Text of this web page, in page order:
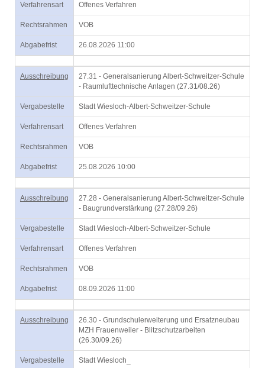
Verfahrensart Offenes Verfahren
Rechtsrahmen VOB
Abgabefrist 26.08.2026 11:00
Ausschreibung
27.31 - Generalsanierung Albert-Schweitzer-Schule
- Raumlufttechnische Anlagen (27.31/08.26)
Vergabestelle Stadt Wiesloch-Albert-Schweitzer-Schule
Verfahrensart Offenes Verfahren
Rechtsrahmen VOB
Abgabefrist 25.08.2026 10:00
Ausschreibung
27.28 - Generalsanierung Albert-Schweitzer-Schule
- Baugrundverstärkung (27.28/09.26)
Vergabestelle Stadt Wiesloch-Albert-Schweitzer-Schule
Verfahrensart Offenes Verfahren
Rechtsrahmen VOB
Abgabefrist 08.09.2026 11:00
Ausschreibung
26.30 - Grundschulerweiterung und Ersatzneubau
MZH Frauenweiler - Blitzschutzarbeiten
(26.30/09.26)
Vergabestelle Stadt Wiesloch_